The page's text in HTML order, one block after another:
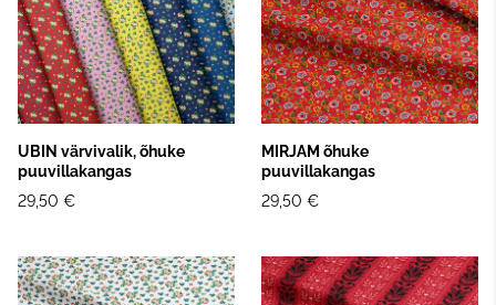
UBIN värvivalik, õhuke
puuvillakangas
29,50 €
MIRJAM õhuke
puuvillakangas
29,50 €